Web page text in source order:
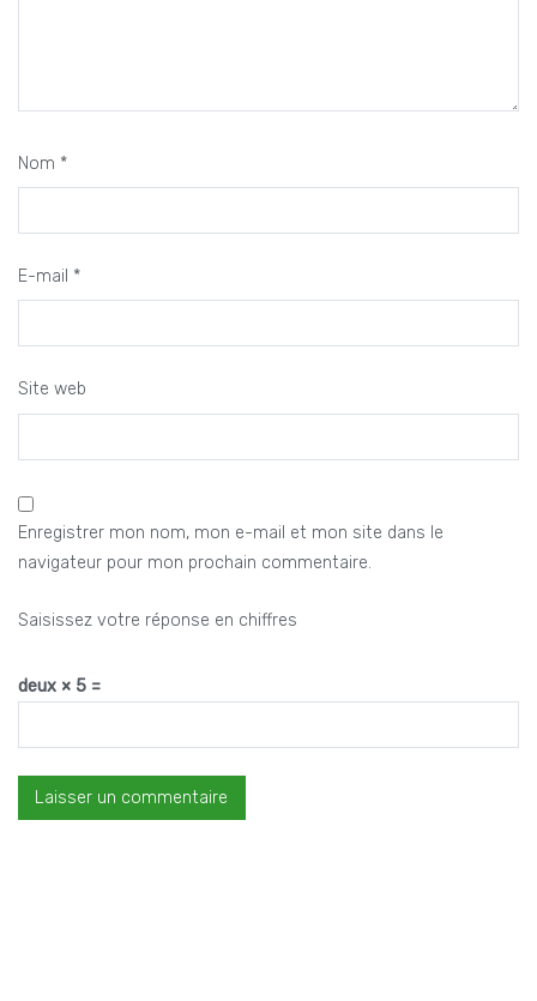
Nom *
E-mail *
Site web
Enregistrer mon nom, mon e-mail et mon site dans le
navigateur pour mon prochain commentaire.
Saisissez votre réponse en chiffres
deux × 5 =